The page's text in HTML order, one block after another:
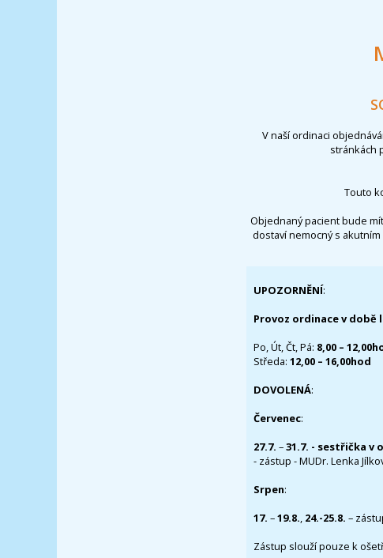
V naší ordinaci
stránkách
Touto
Objednaný pacient bude
dostaví nemocný s
UPOZORNĚNÍ:
Provoz ordinace v době
Po, Út, Čt, Pá: 8,00 –
Středa: 12,00 – 16,00hod
DOVOLENÁ:
Červenec:
27.7. –31.7. - sestřička v
- zástup - MUDr. Lenka
Srpen:
17. –19.8., 24.-25.8. –
Zástup slouží pouze k